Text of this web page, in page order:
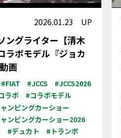
2026.01.23 UP
ングライター【清木
ラボモデル『ジョカ
画
#FIAT #JCCS
#JCCS2026
ラボ
#コラボモデル
ンピングカーショー
ンピングカーショー2026
#デュカト #トランポ